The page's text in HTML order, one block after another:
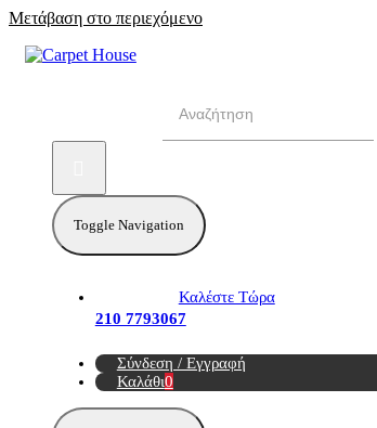
Μετάβαση στο περιεχόμενο
Toggle Navigation
Καλέστε Τώρα
210 7793067
Σύνδεση / Εγγραφή
Καλάθι0